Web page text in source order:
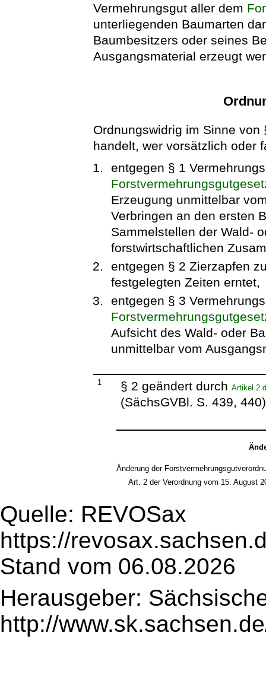
Vermehrungsgut aller dem
unterliegenden Baumarten
Baumbesitzers oder seines
Ausgangsmaterial erzeugt
Ordnungswidrig im Sinne
handelt, wer vorsätzlich oder
entgegen § 1
Erzeugung unmittelbar
Verbringen an den ersten
Sammelstellen der Wald-
forstwirtschaftlichen
entgegen § 2 Zierzapfen
festgelegten Zeiten erntet,
entgegen § 3
Aufsicht des Wald- oder
unmittelbar vom
1 § 2 geändert durchArtikel 2
(SächsGVBl. S. 439, 440)
Änderung der
Art. 2 der Verordnung vom 15. August
Quelle: REVOSax
https://
Stand vom 06.08.2026
Herausgeber:
http://